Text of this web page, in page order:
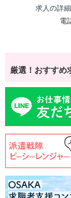
求人の詳
電
厳選！おすすめ